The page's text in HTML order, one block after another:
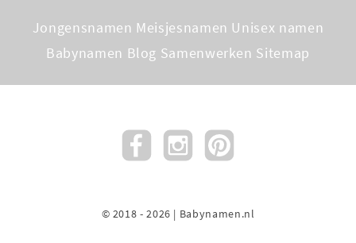
Jongensnamen Meisjesnamen Unisex namen
Babynamen Blog Samenwerken Sitemap
© 2018 - 2026 | Babynamen.nl